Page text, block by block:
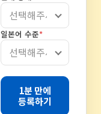
일본어 수준*
1분 만에
등록하기